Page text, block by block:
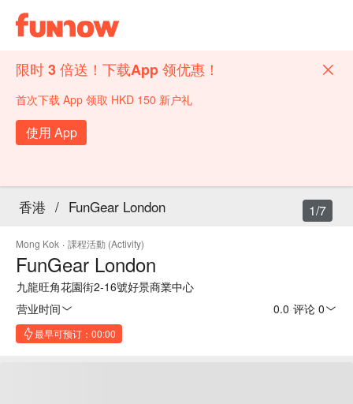
限时 3 倍送！下载App 领优惠！
首次下载 App 领取 HKD 150 新户礼
使用 App
香港 / FunGear London
Mong Kok · 課程活動 (Activity)
FunGear London
九龍旺角花園街2-16號好景商業中心
营业时间
0.0 评论 0
最早可预订：00:00
1/7